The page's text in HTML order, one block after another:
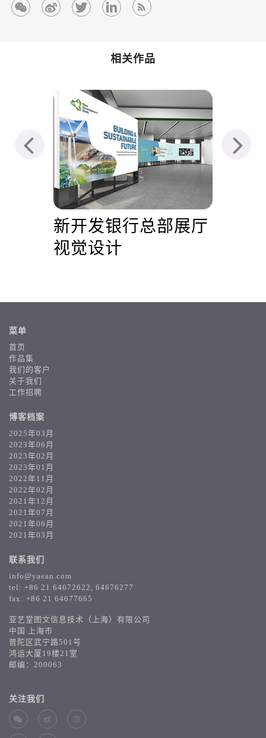
相关作品
新开发银行总部展厅
视觉设计
菜单
首页
作品集
我们的客户
关于我们
工作招聘
博客档案
2025年03月
2023年06月
2023年02月
2023年01月
2022年11月
2022年02月
2021年12月
2021年07月
2021年06月
2021年03月
联系我们
info@yaean.com
tel: +86 21 64672622, 64676277
fax: +86 21 64677665
亚艺堂图文信息技术（上海）有限公司
中国 上海市
普陀区武宁路501号
鸿运大厦19楼21室
邮编：200063
关注我们